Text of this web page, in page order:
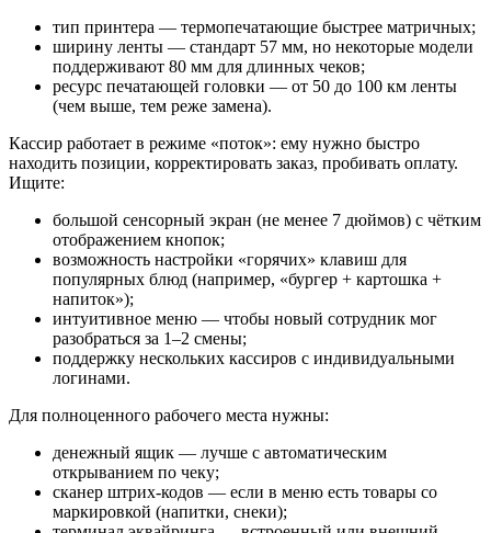
тип принтера — термопечатающие быстрее матричных;
ширину ленты — стандарт 57 мм, но некоторые модели
поддерживают 80 мм для длинных чеков;
ресурс печатающей головки — от 50 до 100 км ленты
(чем выше, тем реже замена).
Кассир работает в режиме «поток»: ему нужно быстро
находить позиции, корректировать заказ, пробивать оплату.
Ищите:
большой сенсорный экран (не менее 7 дюймов) с чётким
отображением кнопок;
возможность настройки «горячих» клавиш для
популярных блюд (например, «бургер + картошка +
напиток»);
интуитивное меню — чтобы новый сотрудник мог
разобраться за 1–2 смены;
поддержку нескольких кассиров с индивидуальными
логинами.
Для полноценного рабочего места нужны:
денежный ящик — лучше с автоматическим
открыванием по чеку;
сканер штрих-кодов — если в меню есть товары со
маркировкой (напитки, снеки);